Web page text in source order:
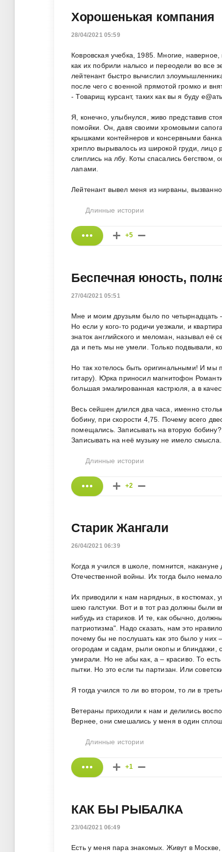
Хорошенькая компания
28/04/2021 05:59
Ковровская учебка, 1985. Многие, наверное,
как их побрили налысо и переодели во все
лейтенант быстро вычислил
после чего с военной прямотой громко и
- Товарищ курсант, таких как вы я буду
Я, конечно, улыбнулся, живо представив
помойки. Он, давя своими хромовыми
крышками контейнеров и консервными
хрипло вырывалось из широкой груди, лицо
слиплись на лбу. Коты спасались
лапами.
Лейтенант вывел меня из нирваны,
Длинные истории
+5
Беспечная юность,
27/04/2021 05:51
Мне и моим друзьям было по четырнадцать
Но если у кого-то родичи уезжали, и
знаток английского и меломан, называл её
да и петь мы не умели. Только подвывали,
Но так хотелось быть оригинальными! И мы
гитару). Юрка приносил магнитофон
большая эмалированная кастрюля, а в
Весь сейшен длился два часа, именно
бобину, при скорости 4,75. Почему всего
помещались. Записывать на вторую
Записывать на неё музыку не имело
Длинные истории
+2
Старик Жангали
26/04/2021 06:39
Когда я учился в школе, помнится,
Отечественной войны. Их тогда было
Их приводили к нам нарядных, в костюмах,
шею галстуки. Вот и в тот раз должны были
нибудь из стариков. И те, как обычно,
патриотизма". Надо сказать, нам это
почему бы не послушать как это было у них
огородам и садам, рыли окопы и блиндажи,
умирали. Но не абы как, а – красиво. То
пытки. Но это если ты партизан. Или
Я тогда учился то ли во втором, то ли в
Ветераны приходили к нам и делились
Вернее, они смешались у меня в один
Длинные истории
+1
КАК БЫ РЫБАЛКА
23/04/2021 06:49
Есть у меня пара знакомых. Живут в